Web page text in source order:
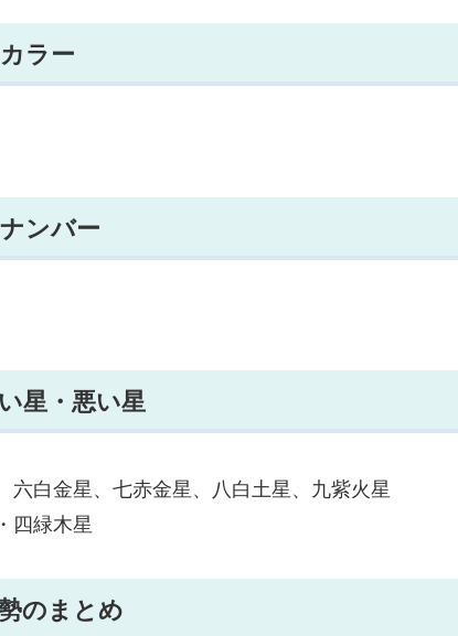
ラー
ンバー
星・悪い星
六白金星、七赤金星、八白土星、九紫火星
四緑木星
のまとめ